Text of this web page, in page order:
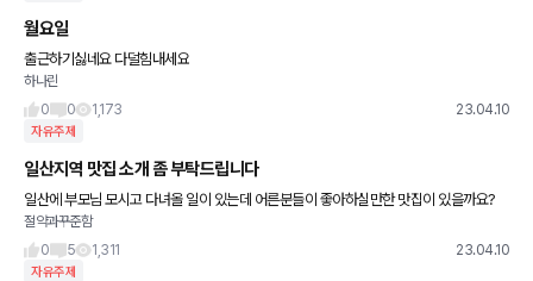
월요일
출근하기싫네요 다덜힘내세요
하나린
0
0 1,173 23.04.10
자유주제
일산지역 맛집 소개 좀 부탁드립니다
일산에 부모님 모시고 다녀올 일이 있는데 어른분들이 좋아하실만한 맛집이 있을까요?
절약과꾸준함
0
5 1,311 23.04.10
자유주제